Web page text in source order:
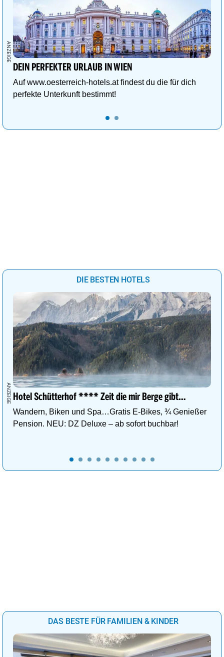
DEIN PERFEKTER URLAUB IN WIEN
Auf www.oesterreich-hotels.at findest du die für dich
perfekte Unterkunft bestimmt!
DIE BESTEN HOTELS
Hotel Schütterhof **** Zeit die mir Berge gibt…
Wandern, Biken und Spa…Gratis E-Bikes, ¾ Genießer
Pension. NEU: DZ Deluxe – ab sofort buchbar!
DAS BESTE FÜR FAMILIEN & KINDER